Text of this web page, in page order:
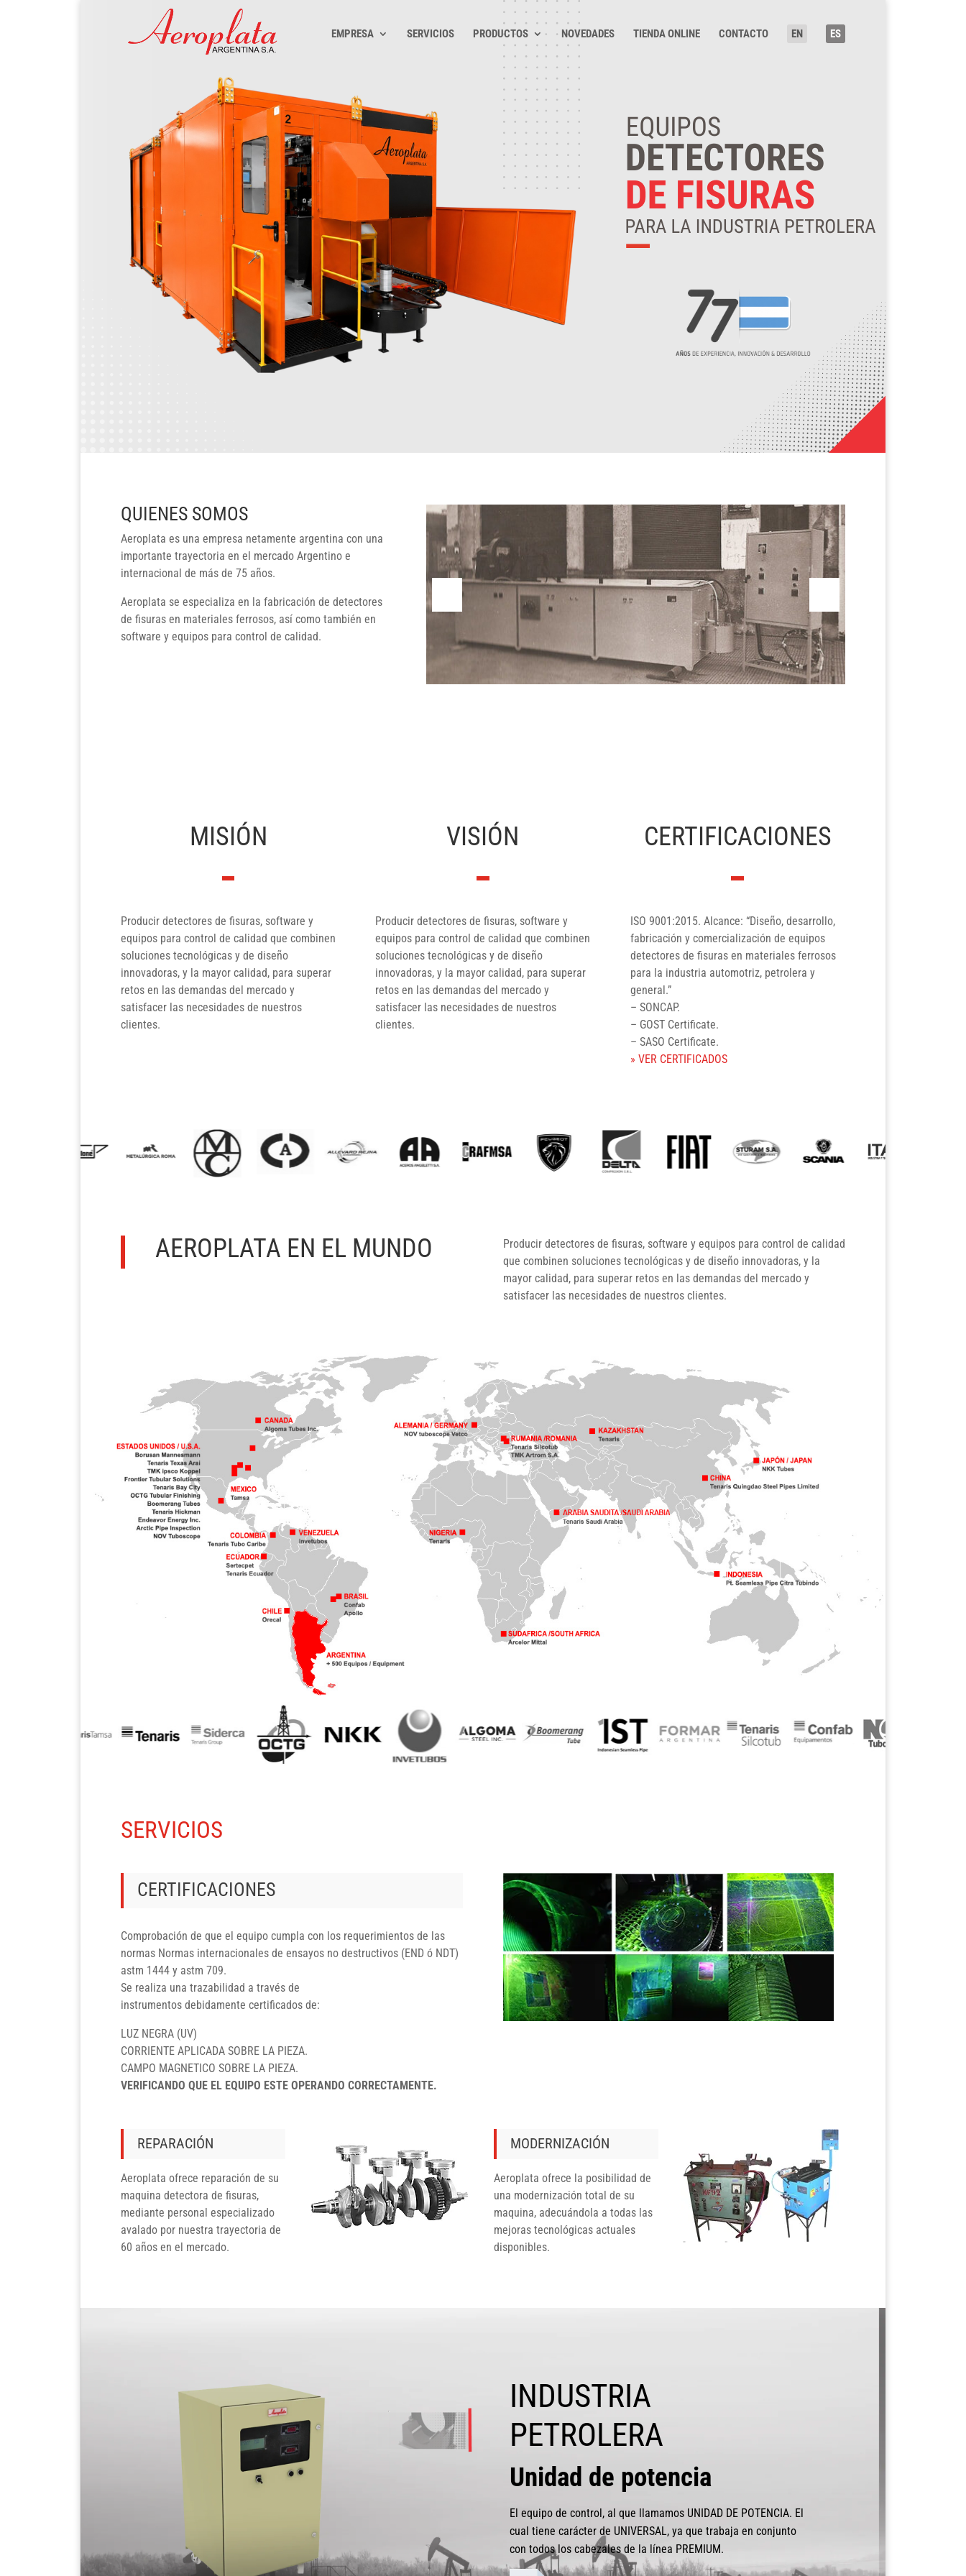
EMPRESA SERVICIOS PRODUCTOS NOVEDADES TIENDA ONLINE CONTACTO EN ES
QUIENES SOMOS
Aeroplata es una empresa netamente argentina con una
importante trayectoria en el mercado Argentino e
internacional de más de 75 años.
Aeroplata se especializa en la fabricación de detectores
de fisuras en materiales ferrosos, así como también en
software y equipos para control de calidad.
MISIÓN
Producir detectores de fisuras, software y
equipos para control de calidad que combinen
soluciones tecnológicas y de diseño
innovadoras, y la mayor calidad, para superar
retos en las demandas del mercado y
satisfacer las necesidades de nuestros
clientes.
VISIÓN
Producir detectores de fisuras, software y
equipos para control de calidad que combinen
soluciones tecnológicas y de diseño
innovadoras, y la mayor calidad, para superar
retos en las demandas del mercado y
satisfacer las necesidades de nuestros
clientes.
CERTIFICACIONES
ISO 9001:2015. Alcance: “Diseño, desarrollo,
fabricación y comercialización de equipos
detectores de fisuras en materiales ferrosos
para la industria automotriz, petrolera y
general.”
– SONCAP.
– GOST Certificate.
– SASO Certificate.
» VER CERTIFICADOS
AEROPLATA EN EL MUNDO
Producir detectores de fisuras, software y equipos para control de calidad
que combinen soluciones tecnológicas y de diseño innovadoras, y la
mayor calidad, para superar retos en las demandas del mercado y
satisfacer las necesidades de nuestros clientes.
SERVICIOS
CERTIFICACIONES
Comprobación de que el equipo cumpla con los requerimientos de las
normas Normas internacionales de ensayos no destructivos (END ó NDT)
astm 1444 y astm 709.
Se realiza una trazabilidad a través de
instrumentos debidamente certificados de:
LUZ NEGRA (UV)
CORRIENTE APLICADA SOBRE LA PIEZA.
CAMPO MAGNETICO SOBRE LA PIEZA.
VERIFICANDO QUE EL EQUIPO ESTE OPERANDO CORRECTAMENTE.
REPARACIÓN
Aeroplata ofrece reparación de su
maquina detectora de fisuras,
mediante personal especializado
avalado por nuestra trayectoria de
60 años en el mercado.
MODERNIZACIÓN
Aeroplata ofrece la posibilidad de
una modernización total de su
maquina, adecuándola a todas las
mejoras tecnológicas actuales
disponibles.
INDUSTRIA
PETROLERA
Unidad de potencia
El equipo de control, al que llamamos UNIDAD DE POTENCIA. El
cual tiene carácter de UNIVERSAL, ya que trabaja en conjunto
con todos los cabezales de la línea PREMIUM.